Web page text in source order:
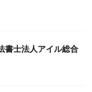
士法人アイル総合